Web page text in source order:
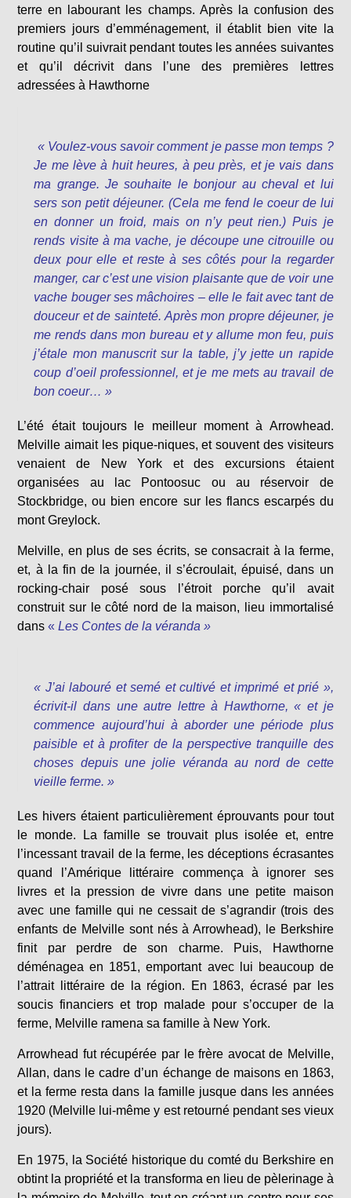
terre en labourant les champs. Après la confusion des
premiers jours d’emménagement, il établit bien vite la
routine qu’il suivrait pendant toutes les années suivantes
et qu’il décrivit dans l’une des premières lettres
adressées à Hawthorne
« Voulez-vous savoir comment je passe mon temps ?
Je me lève à huit heures, à peu près, et je vais dans
ma grange. Je souhaite le bonjour au cheval et lui
sers son petit déjeuner. (Cela me fend le coeur de lui
en donner un froid, mais on n’y peut rien.) Puis je
rends visite à ma vache, je découpe une citrouille ou
deux pour elle et reste à ses côtés pour la regarder
manger, car c’est une vision plaisante que de voir une
vache bouger ses mâchoires – elle le fait avec tant de
douceur et de sainteté. Après mon propre déjeuner, je
me rends dans mon bureau et y allume mon feu, puis
j’étale mon manuscrit sur la table, j’y jette un rapide
coup d’oeil professionnel, et je me mets au travail de
bon coeur… »
L’été était toujours le meilleur moment à Arrowhead.
Melville aimait les pique-niques, et souvent des visiteurs
venaient de New York et des excursions étaient
organisées au lac Pontoosuc ou au réservoir de
Stockbridge, ou bien encore sur les flancs escarpés du
mont Greylock.
Melville, en plus de ses écrits, se consacrait à la ferme,
et, à la fin de la journée, il s’écroulait, épuisé, dans un
rocking-chair posé sous l’étroit porche qu’il avait
construit sur le côté nord de la maison, lieu immortalisé
dans «Les Contes de la véranda »
« J’ai labouré et semé et cultivé et imprimé et prié »,
écrivit-il dans une autre lettre à Hawthorne,« et je
commence aujourd’hui à aborder une période plus
paisible et à profiter de la perspective tranquille des
choses depuis une jolie véranda au nord de cette
vieille ferme. »
Les hivers étaient particulièrement éprouvants pour tout
le monde. La famille se trouvait plus isolée et, entre
l’incessant travail de la ferme, les déceptions écrasantes
quand l’Amérique littéraire commença à ignorer ses
livres et la pression de vivre dans une petite maison
avec une famille qui ne cessait de s’agrandir (trois des
enfants de Melville sont nés à Arrowhead), le Berkshire
finit par perdre de son charme. Puis, Hawthorne
déménagea en 1851, emportant avec lui beaucoup de
l’attrait littéraire de la région. En 1863, écrasé par les
soucis financiers et trop malade pour s’occuper de la
ferme, Melville ramena sa famille à New York.
Arrowhead fut récupérée par le frère avocat de Melville,
Allan, dans le cadre d’un échange de maisons en 1863,
et la ferme resta dans la famille jusque dans les années
1920 (Melville lui-même y est retourné pendant ses vieux
jours).
En 1975, la Société historique du comté du Berkshire en
obtint la propriété et la transforma en lieu de pèlerinage à